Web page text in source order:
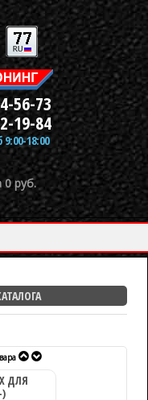
56-73
19-84
18:00
0 руб.
ДЛЯ
)